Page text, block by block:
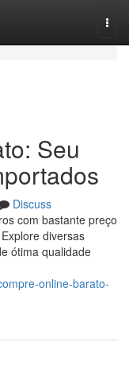
Seu
Discuss
com bastante preço
diversas
ótima qualidade
online-barato-